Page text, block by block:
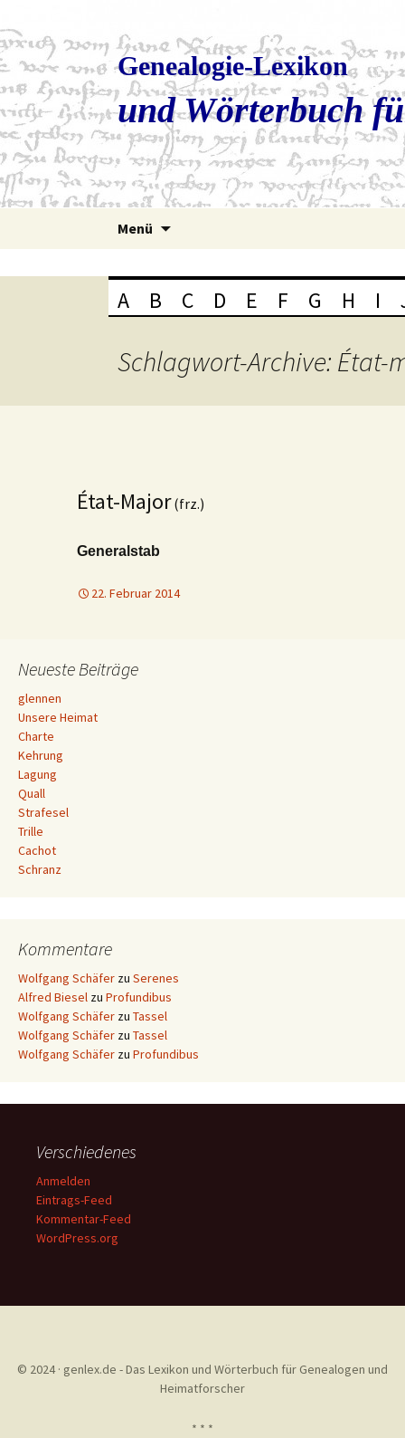
Genealogie-Lexikon
und Wörterbuch
Menü
A B C D E F G H I
Schlagwort-Archive: État-
État-Major(frz.)
Generalstab
22. Februar 2014
Neueste Beiträge
glennen
Unsere Heimat
Charte
Kehrung
Lagung
Quall
Strafesel
Trille
Cachot
Schranz
Kommentare
Wolfgang Schäfer zu Serenes
Alfred Biesel zu Profundibus
Wolfgang Schäfer zu Tassel
Wolfgang Schäfer zu Tassel
Wolfgang Schäfer zu Profundibus
Verschiedenes
Anmelden
Eintrags-Feed
Kommentar-Feed
WordPress.org
© 2024 · genlex.de - Das Lexikon und Wörterbuch für Genealogen und
Heimatforscher
* * *